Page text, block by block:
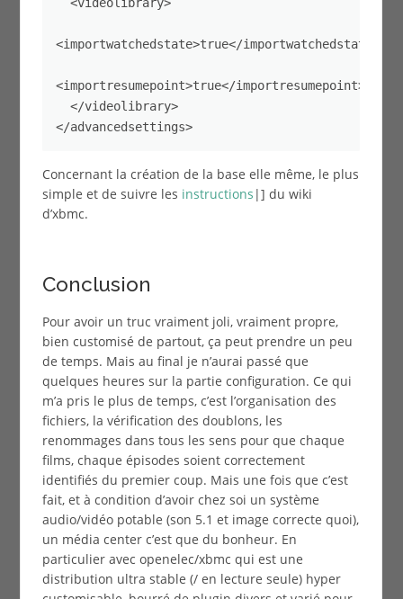
<importwatchedstate>true</importwatchedstate>
<importresumepoint>true</importresumepoint>
</advancedsettings>
Concernant la création de la base elle même, le plus
simple et de suivre les instructions |] du wiki
d’xbmc.
Conclusion
Pour avoir un truc vraiment joli, vraiment propre,
bien customisé de partout, ça peut prendre un peu
de temps. Mais au final je n’aurai passé que
quelques heures sur la partie configuration. Ce qui
m’a pris le plus de temps, c’est l’organisation des
fichiers, la vérification des doublons, les
renommages dans tous les sens pour que chaque
films, chaque épisodes soient correctement
identifiés du premier coup. Mais une fois que c’est
fait, et à condition d’avoir chez soi un système
audio/vidéo potable (son 5.1 et image correcte quoi),
un média center c’est que du bonheur. En
particulier avec openelec/xbmc qui est une
distribution ultra stable (/ en lecture seule) hyper